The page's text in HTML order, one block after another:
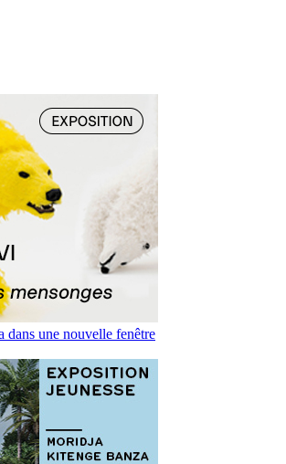
dans une nouvelle fenêtre